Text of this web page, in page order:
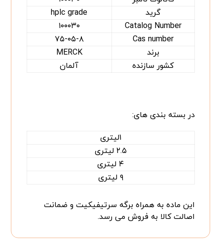
گرید
hplc grade
Catalog Number
۱۰۰۰۳۰
Cas number
۷۵-۰۵-۸
برند
MERCK
کشور سازنده
آلمان
در بسته بندی های:
۱لیتری
۲.۵ لیتری
۴ لیتری
۹ لیتری
این ماده به همراه برگه سرتیفیکیت و ضمانت
اصالت کالا به فروش می رسد.